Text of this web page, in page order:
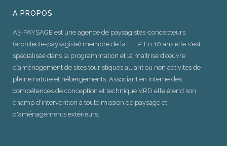
A PROPOS
A3-PAYSAGE est une agence de paysagistes-concepteurs
(architecte-paysagiste) membre de la F.F.P. En 10 ans elle s'est
spécialisée dans la programmation et la maîtrise d’œuvre
d’aménagement de sites touristiques alliant ou non activités de
pleine nature et hébergements. Associant en interne des
compétences de conception et technique VRD elle étend son
champ d'intervention à toute mission de paysage et
d'aménagements extérieurs.